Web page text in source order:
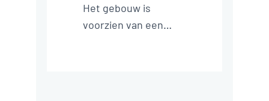
Het gebouw is
voorzien van een